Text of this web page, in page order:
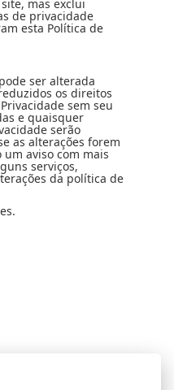
mas exclui
de privacidade
esta Política de
ser alterada
os direitos
sem seu
e quaisquer
serão
as alterações forem
aviso com mais
serviços,
da política de